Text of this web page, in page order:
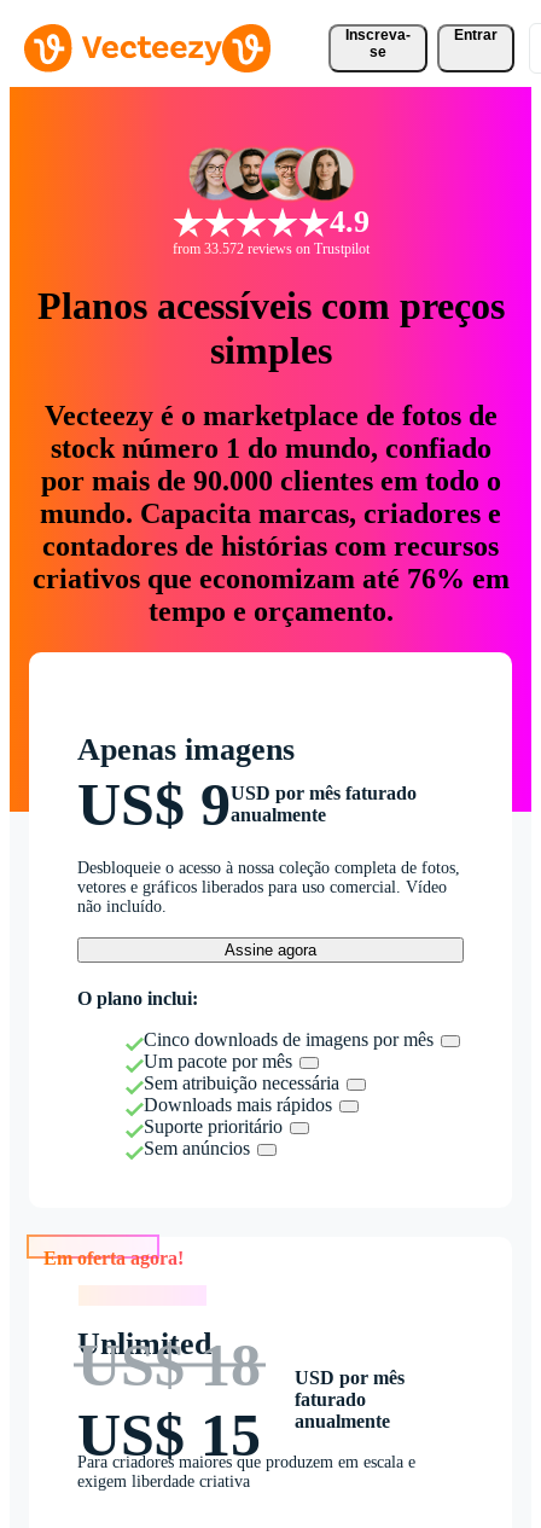
Inscreva-
se
Entrar
4.9
from 33.572 reviews on Trustpilot
Planos acessíveis com preços
simples
Vecteezy é o marketplace de fotos de
stock número 1 do mundo, confiado
por mais de 90.000 clientes em todo o
mundo. Capacita marcas, criadores e
contadores de histórias com recursos
criativos que economizam até 76% em
tempo e orçamento.
Apenas imagens
US$ 9USD por mês faturado
anualmente
Desbloqueie o acesso à nossa coleção completa de fotos,
vetores e gráficos liberados para uso comercial. Vídeo
não incluído.
Assine agora
O plano inclui:
Cinco downloads de imagens por mês
Um pacote por mês
Sem atribuição necessária
Downloads mais rápidos
Suporte prioritário
Sem anúncios
Unlimited
US$ 18
US$ 15
USD por mês
faturado
anualmente
Para criadores maiores que produzem em escala e
exigem liberdade criativa